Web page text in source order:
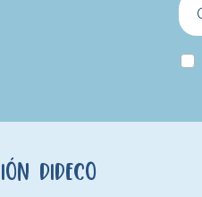
Dideco